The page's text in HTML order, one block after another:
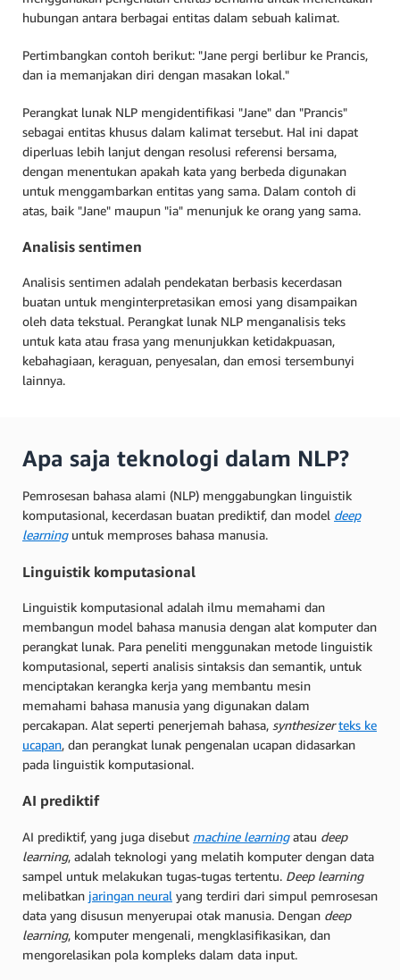
hubungan antara berbagai entitas dalam sebuah kalimat.
Pertimbangkan contoh berikut: "Jane pergi berlibur ke Prancis,
dan ia memanjakan diri dengan masakan lokal."
Perangkat lunak NLP mengidentifikasi "Jane" dan "Prancis"
sebagai entitas khusus dalam kalimat tersebut. Hal ini dapat
diperluas lebih lanjut dengan resolusi referensi bersama,
dengan menentukan apakah kata yang berbeda digunakan
untuk menggambarkan entitas yang sama. Dalam contoh di
atas, baik "Jane" maupun "ia" menunjuk ke orang yang sama.
Analisis sentimen
Analisis sentimen adalah pendekatan berbasis kecerdasan
buatan untuk menginterpretasikan emosi yang disampaikan
oleh data tekstual. Perangkat lunak NLP menganalisis teks
untuk kata atau frasa yang menunjukkan ketidakpuasan,
kebahagiaan, keraguan, penyesalan, dan emosi tersembunyi
lainnya.
Apa saja teknologi dalam NLP?
Pemrosesan bahasa alami (NLP) menggabungkan linguistik
komputasional, kecerdasan buatan prediktif, dan model deep
learninguntuk memproses bahasa manusia.
Linguistik komputasional
Linguistik komputasional adalah ilmu memahami dan
membangun model bahasa manusia dengan alat komputer dan
perangkat lunak. Para peneliti menggunakan metode linguistik
komputasional, seperti analisis sintaksis dan semantik, untuk
menciptakan kerangka kerja yang membantu mesin
memahami bahasa manusia yang digunakan dalam
percakapan. Alat seperti penerjemah bahasa, synthesizer teks ke
ucapan, dan perangkat lunak pengenalan ucapan didasarkan
pada linguistik komputasional.
AI prediktif
AI prediktif, yang juga disebut machine learningatau deep
learning, adalah teknologi yang melatih komputer dengan data
sampel untuk melakukan tugas-tugas tertentu. Deep learning
melibatkan jaringan neural yang terdiri dari simpul pemrosesan
data yang disusun menyerupai otak manusia. Dengan deep
learning, komputer mengenali, mengklasifikasikan, dan
mengorelasikan pola kompleks dalam data input.